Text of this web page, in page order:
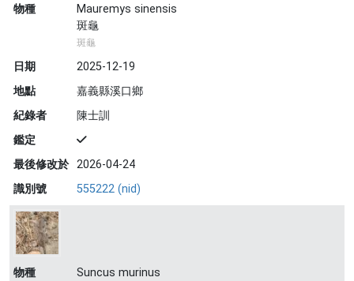
物種
Mauremys sinensis
斑龜
斑龜
日期
2025-12-19
地點
嘉義縣溪口鄉
紀錄者
陳士訓
鑑定
最後修改於 2026-04-24
識別號
555222 (nid)
物種
Suncus murinus